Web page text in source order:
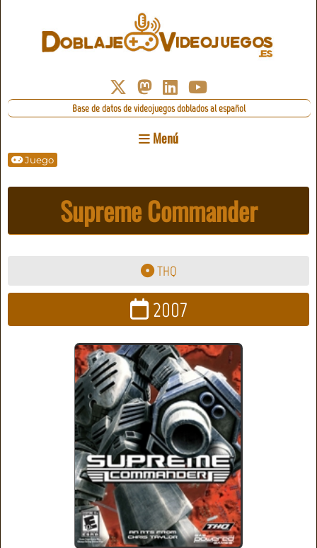
Base de datos de videojuegos doblados al español
Menú
Juego
Supreme Commander
THQ
2007